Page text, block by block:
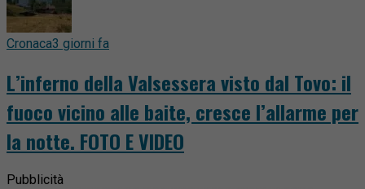
Cronaca3 giorni fa
L’inferno della Valsessera visto dal Tovo: il
fuoco vicino alle baite, cresce l’allarme per
la notte. FOTO E VIDEO
Pubblicità